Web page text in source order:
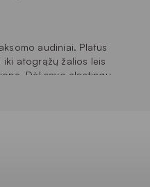
audiniai. Platus
atogrąžų žalios leis
Dėl savo elastingų
prie sudėtingų baldų